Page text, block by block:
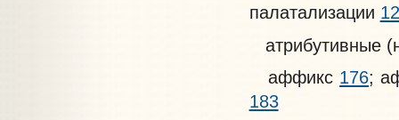
палатализации 12
атрибутивные
аффикс 176;
183